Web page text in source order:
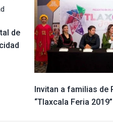
de
Invitan a familias de
“Tlaxcala Feria 2019”